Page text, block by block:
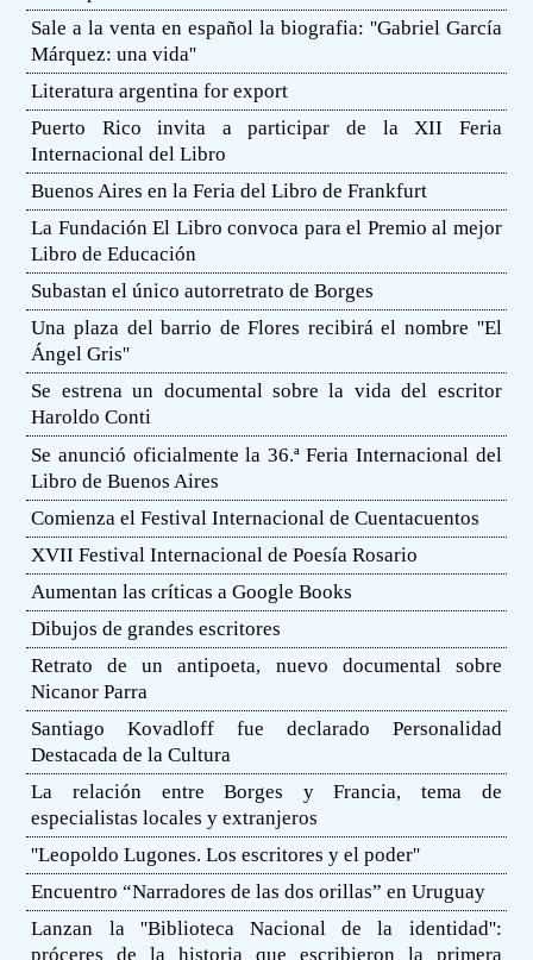
Sale a la venta en español la biografia: ''Gabriel García
Márquez: una vida''
Literatura argentina for export
Puerto Rico invita a participar de la XII Feria
Internacional del Libro
Buenos Aires en la Feria del Libro de Frankfurt
La Fundación El Libro convoca para el Premio al mejor
Libro de Educación
Subastan el único autorretrato de Borges
Una plaza del barrio de Flores recibirá el nombre ''El
Ángel Gris''
Se estrena un documental sobre la vida del escritor
Haroldo Conti
Se anunció oficialmente la 36.ª Feria Internacional del
Libro de Buenos Aires
Comienza el Festival Internacional de Cuentacuentos
XVII Festival Internacional de Poesía Rosario
Aumentan las críticas a Google Books
Dibujos de grandes escritores
Retrato de un antipoeta, nuevo documental sobre
Nicanor Parra
Santiago Kovadloff fue declarado Personalidad
Destacada de la Cultura
La relación entre Borges y Francia, tema de
especialistas locales y extranjeros
''Leopoldo Lugones. Los escritores y el poder''
Encuentro “Narradores de las dos orillas” en Uruguay
Lanzan la ''Biblioteca Nacional de la identidad'':
próceres de la historia que escribieron la primera